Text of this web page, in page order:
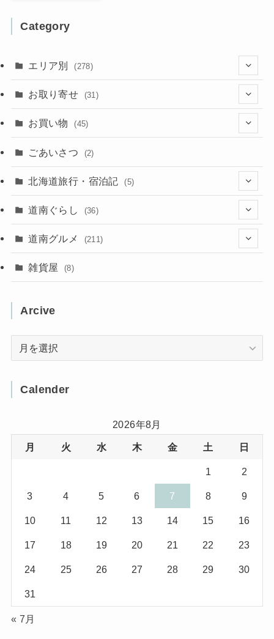
Category
エリア別 (278)
(102)
(2)
(16)
(31)
(137)
(78)
(16)
お取り寄せ (31)
(4)
(2)
(1)
お買い物 (45)
(10)
(2)
(2)
(11)
ごあいさつ (2)
北海道旅行・宿泊記 (5)
(5)
道南ぐらし (36)
(13)
(10)
道南グルメ (211)
(3)
(10)
(2)
雑貨屋 (8)
Arcive
Arcive
Calender
2026年8月
月 火 水 木 金 土 日
1 2
3 4 5 6 7 8 9
10 11 12 13 14 15 16
17 18 19 20 21 22 23
24 25 26 27 28 29 30
31
« 7月